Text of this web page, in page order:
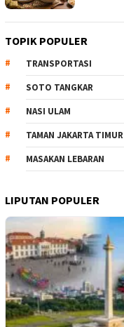
TOPIK POPULER
TRANSPORTASI
SOTO TANGKAR
NASI ULAM
TAMAN JAKARTA TIMUR
MASAKAN LEBARAN
LIPUTAN POPULER